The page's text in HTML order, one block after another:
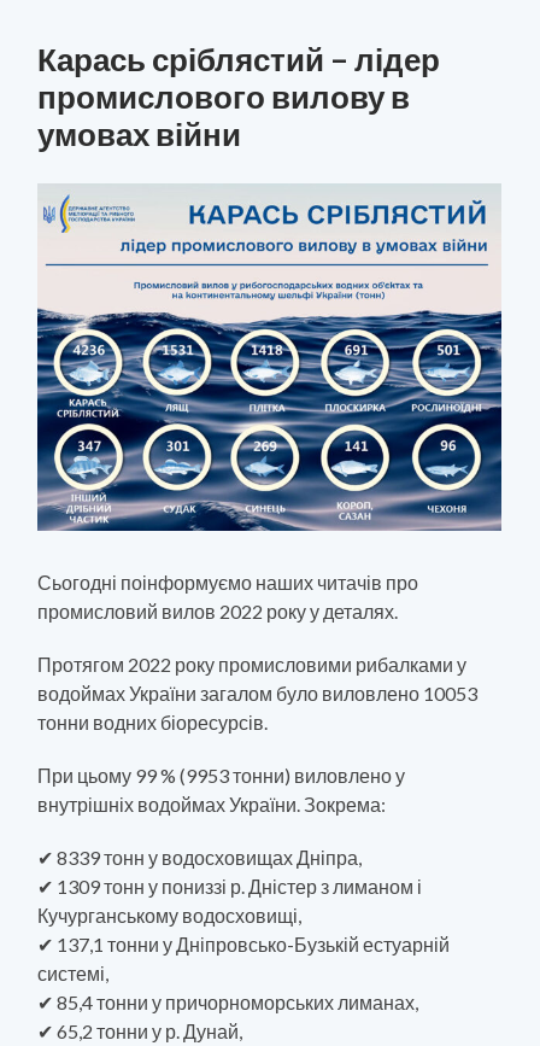
Карась сріблястий – лідер
промислового вилову в
умовах війни
Сьогодні поінформуємо наших читачів про
промисловий вилов 2022 року у деталях.
Протягом 2022 року промисловими рибалками у
водоймах України загалом було виловлено 10053
тонни водних біоресурсів.
При цьому 99 % (9953 тонни) виловлено у
внутрішніх водоймах України. Зокрема:
✔ 8339 тонн у водосховищах Дніпра,
✔ 1309 тонн у пониззі р. Дністер з лиманом і
Кучурганському водосховищі,
✔ 137,1 тонни у Дніпровсько-Бузькій естуарній
системі,
✔ 85,4 тонни у причорноморських лиманах,
✔ 65,2 тонни у р. Дунай,